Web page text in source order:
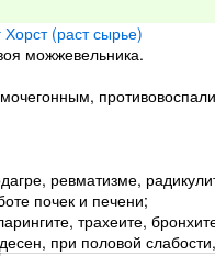
можжевельника.
ревматизме,
почек и печени;
трахеите,
при половой